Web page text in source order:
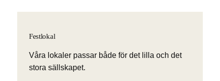
Festlokal
Våra lokaler passar både för det lilla och det
stora sällskapet.